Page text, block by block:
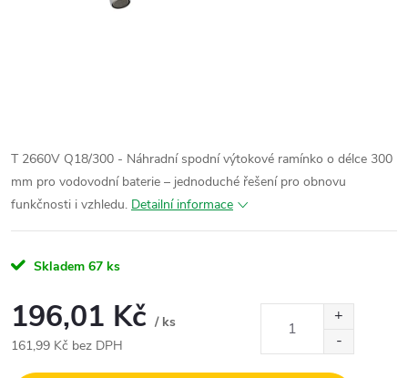
T 2660V Q18/300 - Náhradní spodní výtokové ramínko o délce 300
mm pro vodovodní baterie – jednoduché řešení pro obnovu
funkčnosti i vzhledu. Detailní informace
Skladem 67 ks
196,01 Kč / ks
161,99 Kč bez DPH